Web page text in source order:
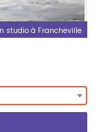
studio à Francheville